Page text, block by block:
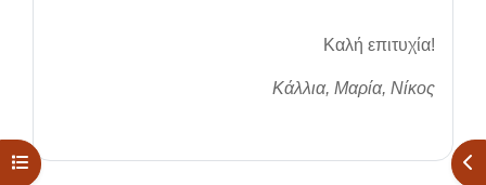
Open course index
Καλή επιτυχία!
Κάλλια, Μαρία, Νίκος